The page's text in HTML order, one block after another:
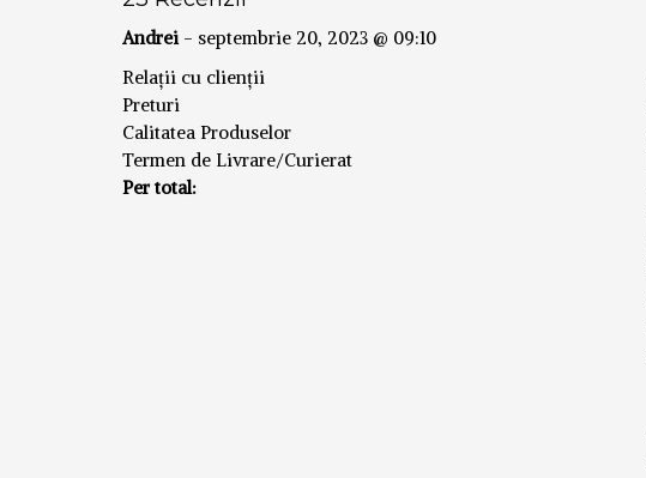
Andrei - septembrie 20, 2023 @ 09:10
Relații cu clienții
Preturi
Calitatea Produselor
Termen de Livrare/Curierat
Per total: